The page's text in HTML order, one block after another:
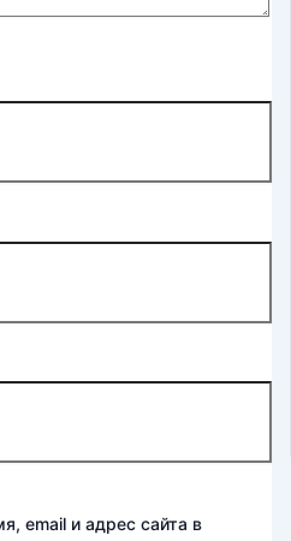
email и адрес сайта в